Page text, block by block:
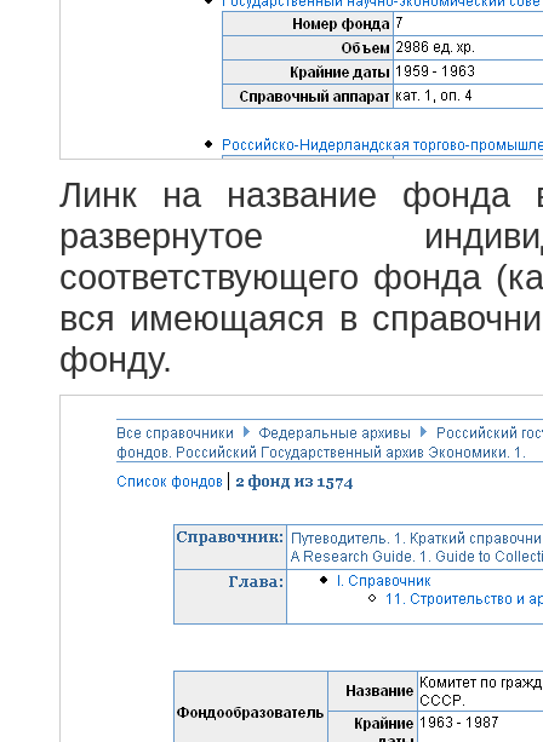
Линк на название фонда
развернутое
соответствующего фонда
вся имеющаяся в
фонду.